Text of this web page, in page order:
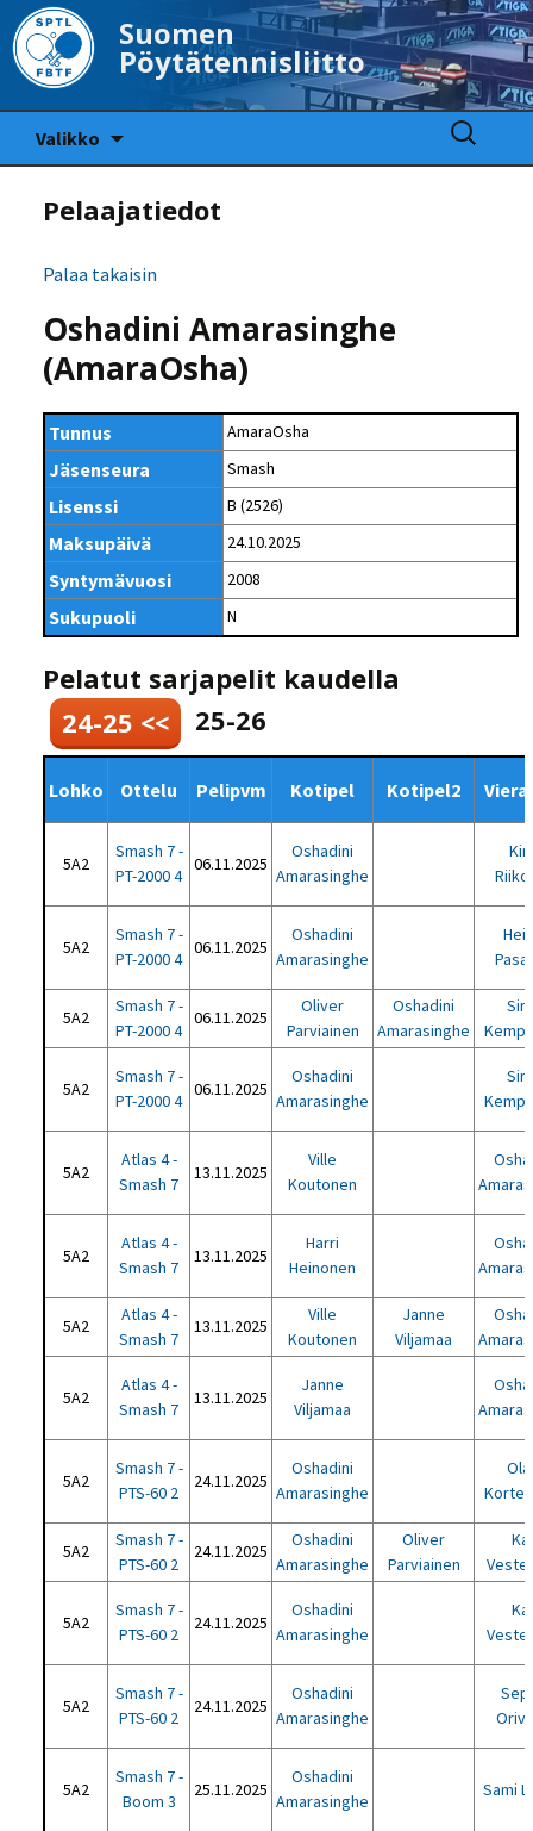
Suomen
Pöytätennisliitto
Valikko
Haku:
Pelaajatiedot
Palaa takaisin
Oshadini Amarasinghe
(AmaraOsha)
Tunnus AmaraOsha
Jäsenseura Smash
Lisenssi B (2526)
Maksupäivä 24.10.2025
Syntymävuosi 2008
Sukupuoli N
Pelatut sarjapelit kaudella
24-25 <<
25-26
Lohko Ottelu Pelipvm Kotipel Kotipel2
5A2
Smash 7 -
PT-2000 4
06.11.2025
Oshadini
Amarasinghe
5A2
Smash 7 -
PT-2000 4
06.11.2025
Oshadini
Amarasinghe
5A2
Smash 7 -
PT-2000 4
06.11.2025
Oliver
Parviainen
Oshadini
Amarasinghe
5A2
Smash 7 -
PT-2000 4
06.11.2025
Oshadini
Amarasinghe
5A2
Atlas 4 -
Smash 7
13.11.2025
Ville
Koutonen
5A2
Atlas 4 -
Smash 7
13.11.2025
Harri
Heinonen
5A2
Atlas 4 -
Smash 7
13.11.2025
Ville
Koutonen
Janne
Viljamaa
5A2
Atlas 4 -
Smash 7
13.11.2025
Janne
Viljamaa
5A2
Smash 7 -
PTS-60 2
24.11.2025
Oshadini
Amarasinghe
5A2
Smash 7 -
PTS-60 2
24.11.2025
Oshadini
Amarasinghe
Oliver
Parviainen
5A2
Smash 7 -
PTS-60 2
24.11.2025
Oshadini
Amarasinghe
5A2
Smash 7 -
PTS-60 2
24.11.2025
Oshadini
Amarasinghe
5A2
Smash 7 -
Boom 3
25.11.2025
Oshadini
Amarasinghe
Sami